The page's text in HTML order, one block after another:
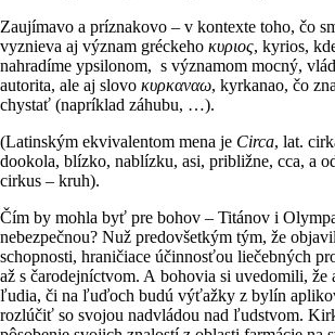
Zaujímavo a príznakovo – v kontexte toho, čo
vyznieva aj význam gréckeho κυριος, kyrios,
nahradíme ypsilonom, s významom mocný,
autorita, ale aj slovo κυρκαναω, kyrkanao, čo
chystať (napríklad záhubu, …).
(Latinským ekvivalentom mena je Circa, lat.
dookola, blízko, nablízku, asi, približne, cca, a
cirkus – kruh).
Čím by mohla byť pre bohov – Titánov i
nebezpečnou? Nuž predovšetkým tým, že
schopnosti, hraničiace účinnosťou liečebných
až s čarodejníctvom. A bohovia si uvedomili, že
ľudia, či na ľuďoch budú výťažky z bylín
rozlúčiť so svojou nadvládou nad ľudstvom.